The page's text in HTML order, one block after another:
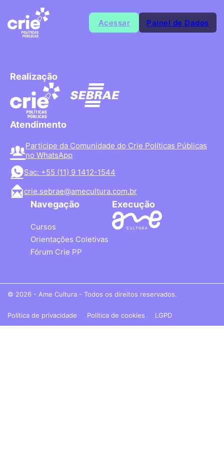
Acessar Painel de Dados
Realização
Atendimento
Participe da Comunidade do Crie Políticas Públicas
no WhatsApp
Sac: +55 (11) 9 1412-1544
crie.sebrae@amecultura.com.br
Navegação
Cursos
Orientações Coletivas
Fórum Crie PP
Execução
© 2026 - Ame Cultura - Todos os direitos reservados.
Política de privacidade Política de cookies LGPD